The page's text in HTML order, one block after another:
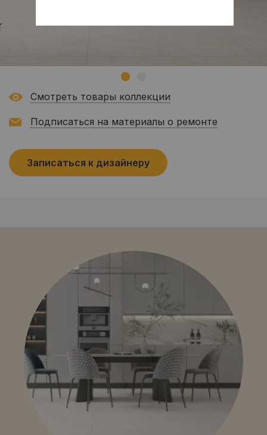
Смотреть товары коллекции
Подписаться на материалы о ремонте
Записаться к дизайнеру